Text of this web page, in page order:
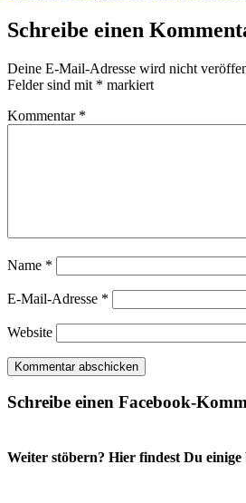
Schreibe einen
Deine E-Mail-Adresse wird nicht
Felder sind mit * markiert
Kommentar *
Name *
E-Mail-Adresse *
Website
Schreibe einen Facebook-
Weiter stöbern? Hier findest Du einige